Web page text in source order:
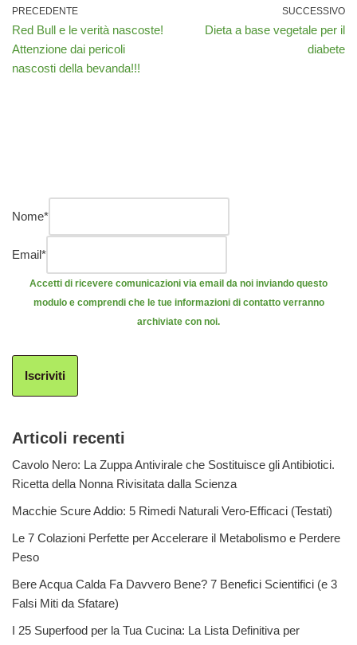
PRECEDENTE
Red Bull e le verità nascoste!
Attenzione dai pericoli
nascosti della bevanda!!!
SUCCESSIVO
Dieta a base vegetale per il
diabete
Nome*
Email*
Accetti di ricevere comunicazioni via email da noi inviando questo
modulo e comprendi che le tue informazioni di contatto verranno
archiviate con noi.
Iscriviti
Articoli recenti
Cavolo Nero: La Zuppa Antivirale che Sostituisce gli Antibiotici.
Ricetta della Nonna Rivisitata dalla Scienza
Macchie Scure Addio: 5 Rimedi Naturali Vero-Efficaci (Testati)
Le 7 Colazioni Perfette per Accelerare il Metabolismo e Perdere
Peso
Bere Acqua Calda Fa Davvero Bene? 7 Benefici Scientifici (e 3
Falsi Miti da Sfatare)
I 25 Superfood per la Tua Cucina: La Lista Definitiva per